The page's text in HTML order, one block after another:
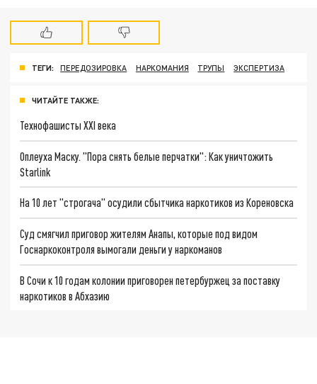
ТЕГИ: ПЕРЕДОЗИРОВКА НАРКОМАНИЯ ТРУПЫ ЭКСПЕРТИЗА
ЧИТАЙТЕ ТАКЖЕ:
Технофашисты XXI века
Оплеуха Маску. "Пора снять белые перчатки": Как уничтожить
Starlink
На 10 лет "строгача" осудили сбытчика наркотиков из Кореновска
Суд смягчил приговор жителям Анапы, которые под видом
Госнаркоконтроля вымогали деньги у наркоманов
В Сочи к 10 годам колонии приговорен петербуржец за поставку
наркотиков в Абхазию